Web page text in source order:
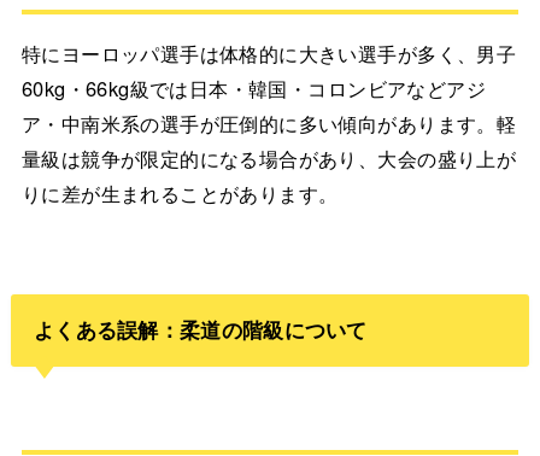
特にヨーロッパ選手は体格的に大きい選手が多く、男子
60kg・66kg級では日本・韓国・コロンビアなどアジ
ア・中南米系の選手が圧倒的に多い傾向があります。軽
量級は競争が限定的になる場合があり、大会の盛り上が
りに差が生まれることがあります。
よくある誤解：柔道の階級について